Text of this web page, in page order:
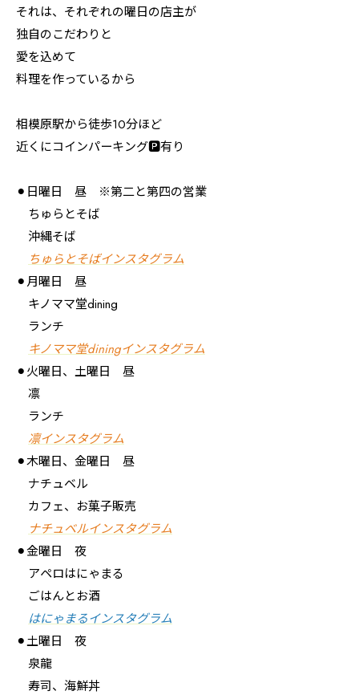
それは、それぞれの曜日の店主が
独自のこだわりと
愛を込めて
料理を作っているから
相模原駅から徒歩10分ほど
近くにコインパーキング🅿️有り
⚫︎日曜日 昼 ※第二と第四の営業
ちゅらとそば
沖縄そば
ちゅらとそばインスタグラム
⚫︎月曜日 昼
キノママ堂dining
ランチ
キノママ堂diningインスタグラム
⚫︎火曜日、土曜日 昼
凛
ランチ
凛インスタグラム
⚫︎木曜日、金曜日 昼
ナチュベル
カフェ、お菓子販売
ナチュベルインスタグラム
⚫︎金曜日 夜
アペロはにゃまる
ごはんとお酒
はにゃまるインスタグラム
⚫︎土曜日 夜
泉龍
寿司、海鮮丼